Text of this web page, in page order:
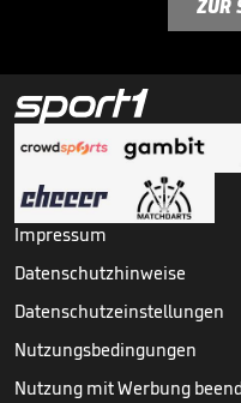
ZUR
Impressum
Datenschutzhinweise
Datenschutzeinstellungen
Nutzungsbedingungen
Nutzung mit Werbung